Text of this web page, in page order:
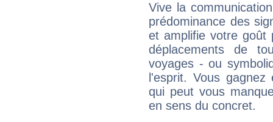
Vive la
prédominance des
et amplifie votre goût
déplacements de
voyages - ou
l'esprit. Vous
qui peut vous
en sens du concret.